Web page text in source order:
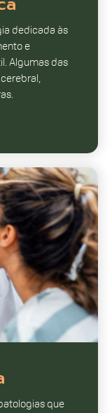
dedicada às
e
Algumas das
que